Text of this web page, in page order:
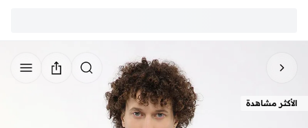
الأكثر مشاهدة